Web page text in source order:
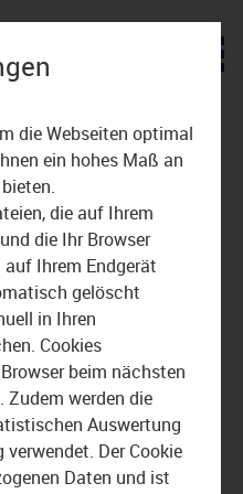
die Webseiten optimal
ein hohes Maß an
die auf Ihrem
die Ihr Browser
Ihrem Endgerät
gelöscht
in Ihren
Cookies
beim nächsten
Zudem werden die
Auswertung
Der Cookie
Daten und ist